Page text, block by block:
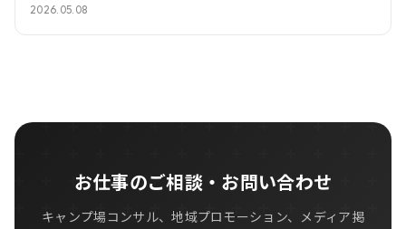
2026.05.08
お仕事のご相談・お問い合わせ
キャンプ場コンサル、地域プロモーション、メディア掲